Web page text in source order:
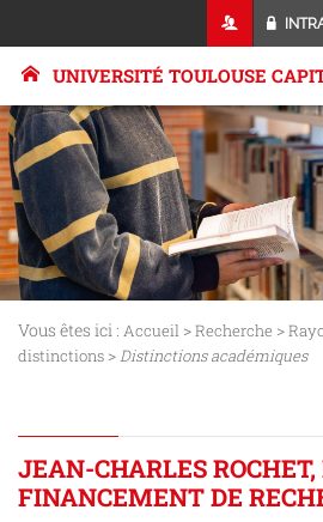
UNIVERSITÉ TOULOUSE
Vous êtes ici : Accueil >Recherche >
distinctions >Distinctions académiques
JEAN-CHARLES
FINANCEMENT DE